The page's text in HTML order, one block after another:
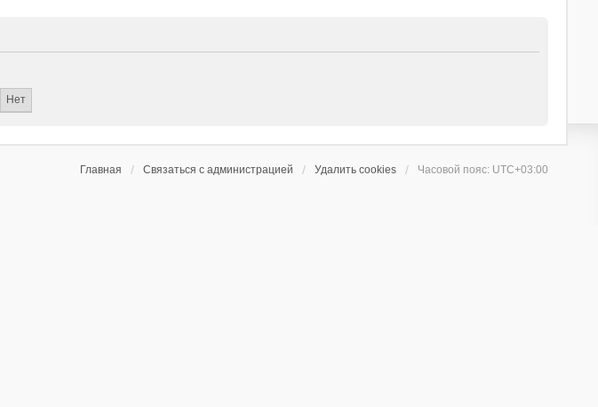
Главная Связаться с администрацией Удалить cookies Часовой пояс: UTC+03:00